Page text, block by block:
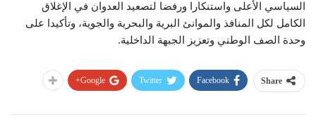
السياسي الأعلى واستنكارا ورفضا لتصعيد العدوان في الإغلاق
الكامل لكل المنافذ والموانئ البرية والبحرية والجوية، وتأكيدا على
وحدة الصف الوطني وتعزيز الجبهة الداخلية.
Share
Facebook
Twitter
Google+